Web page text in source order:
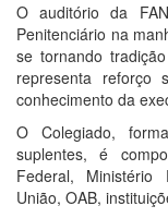
O auditório da
Penitenciário na
se tornando
representa reforço
conhecimento da
O Colegiado,
suplentes, é
Federal, Ministério
União, OAB,